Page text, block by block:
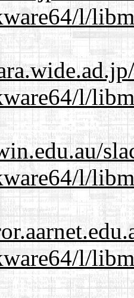
l/
l/
l/
l/